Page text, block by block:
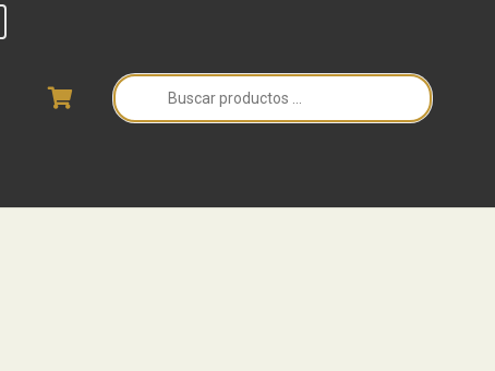
Búsqueda
de
productos